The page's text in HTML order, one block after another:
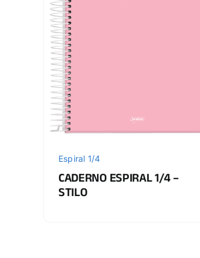
Espiral 1/4
CADERNO ESPIRAL 1/4 –
STILO